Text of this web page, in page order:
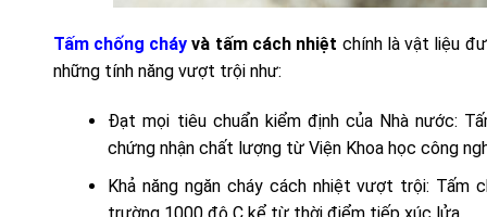
Tấm chống cháy và tấm cách nhiệt chính là vật liệu
những tính năng vượt trội như:
Đạt mọi tiêu chuẩn kiểm định của Nhà nước:
chứng nhận chất lượng từ Viện Khoa học công
Khả năng ngăn cháy cách nhiệt vượt trội: Tấm
trường 1000 độ C kể từ thời điểm tiếp xúc lửa.